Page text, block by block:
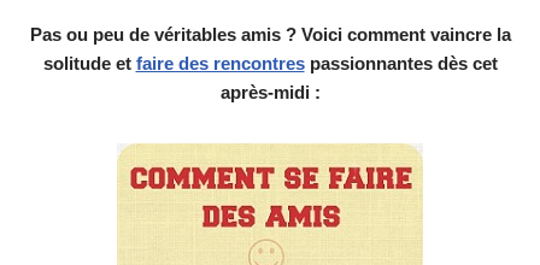
Pas ou peu de véritables amis ? Voici comment vaincre la
solitude et faire des rencontrespassionnantes dès cet
après-midi :